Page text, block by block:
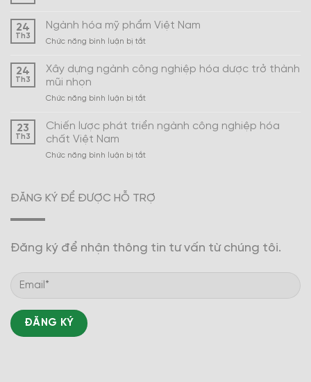
24
Th3
Ngành hóa mỹ phẩm Việt Nam
Chức năng bình luận bị tắtở
mỹ
Việt
24
Th3
Xây dựng ngành công nghiệp hóa dược trở thành
mũi nhọn
Chức năng bình luận bị tắtở
dựng
ngành
nghiệp
trở
thành
23
Th3
Chiến lược phát triển ngành công nghiệp hóa
chất Việt Nam
Chức năng bình luận bị tắtở
triển
hóa
Việt
ĐĂNG KÝ ĐỂ ĐƯỢC HỖ TRỢ
Đăng ký để nhận thông tin tư vấn từ chúng tôi.